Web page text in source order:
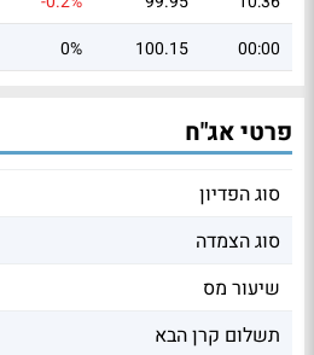
00:00
100.15
0%
פרטי אג"ח
סוג הפדיון
סוג הצמדה
שיעור מס
תשלום קרן הבא